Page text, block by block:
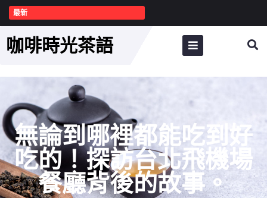
最新
咖啡時光茶語
無論到哪裡都能吃到好
吃的！探訪台北飛機場
餐廳背後的故事。